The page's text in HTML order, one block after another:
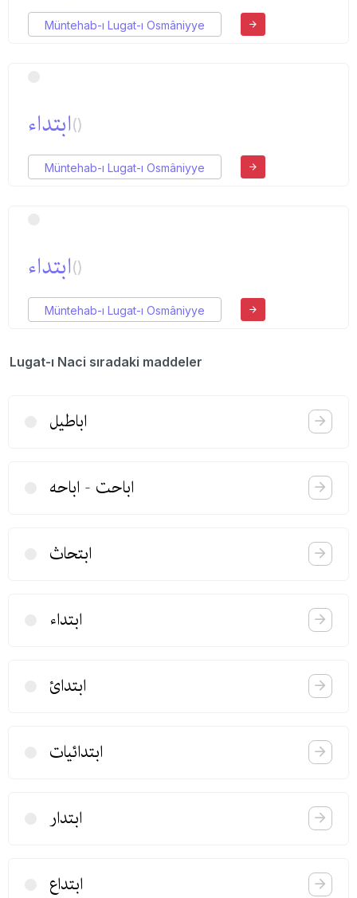
Müntehab-ı Lugat-ı Osmâniyye
ابتداء()
Müntehab-ı Lugat-ı Osmâniyye
ابتداء()
Müntehab-ı Lugat-ı Osmâniyye
Lugat-ı Naci sıradaki maddeler
اباطیل
اباحت‌ - اباحه
ابتحاث
ابتداء
ابتدائ
ابتدائیات
ابتدار
ابتداع